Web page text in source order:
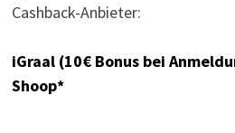
Cashback-Anbieter:
iGraal (10€ Bonus bei
Shoop*